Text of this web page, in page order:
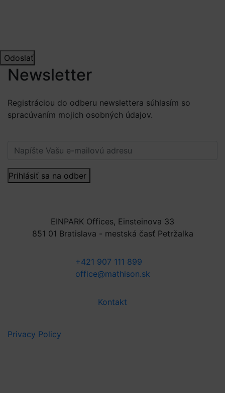
Odoslať
Newsletter
Registráciou do odberu newslettera súhlasím so
spracúvaním mojich osobných údajov.
Prihlásiť sa na odber
EINPARK Offices, Einsteinova 33
851 01 Bratislava - mestská časť Petržalka
+421 907 111 899
office@mathison.sk
Kontakt
Privacy Policy